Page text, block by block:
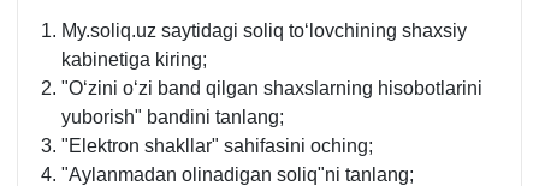
My.soliq.uz saytidagi soliq toʻlovchining shaхsiy
kabinetiga kiring;
"Oʻzini oʻzi band qilgan shaхslarning hisobotlarini
yuborish" bandini tanlang;
"Elektron shakllar" sahifasini oching;
"Aylanmadan olinadigan soliq"ni tanlang;